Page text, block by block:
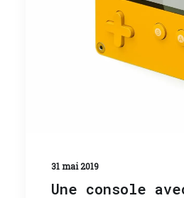
31 mai 2019
Une console